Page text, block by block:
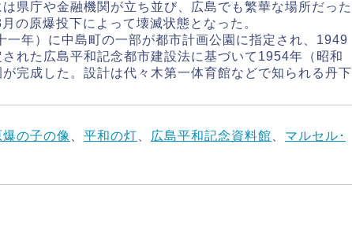
県庁や金融機関が立ち並び、広島でも繁華な場所だった
の原爆投下によって壊滅状態となった。
一年）に中島町の一部が都市計画公園に指定され、1949
れた広島平和記念都市建設法に基づいて1954年（昭和
完成した。設計は代々木第一体育館などで知られる丹下
爆の子の像 平和の灯 広島平和記念資料館
マルセル･